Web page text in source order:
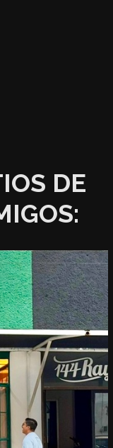
DE